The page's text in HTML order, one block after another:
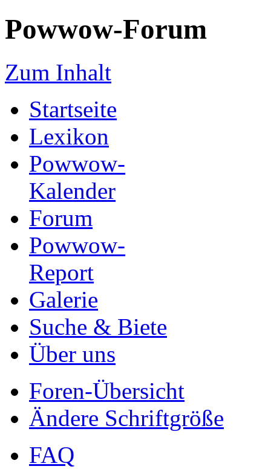
Powwow-Forum
Zum Inhalt
Startseite
Lexikon
Powwow-
Kalender
Forum
Powwow-
Report
Galerie
Suche & Biete
Über uns
Foren-Übersicht
Ändere Schriftgröße
FAQ